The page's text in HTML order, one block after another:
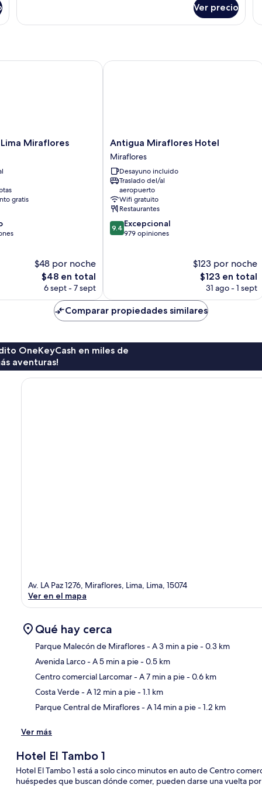
Ver precio
Miraflores
gratis
$48 por noche
El
precio
$48 en total
6 sept - 7 sept
Miraflores
Antigua
Miraflores
Hotel
Miraflores
Antigua Miraflores Hotel
Miraflores
Desayuno incluido
Traslado del/al
aeropuerto
Wifi gratuito
Restaurantes
9.4
de
9.4 Excepcional
979 opiniones
$123 por noche
El
precio
es
de
$123 en total
31 ago - 1 sept
Antigua Miraflores Hotel
Comparar propiedades similares
OneKeyCash en miles de
aventuras!
Av. LA Paz 1276, Miraflores, Lima, Lima, 15074
Ver en el mapa
Qué hay cerca
Parque Malecón de Miraflores- A 3 min a pie- 0.3 km
Avenida Larco- A 5 min a pie- 0.5 km
Centro comercial Larcomar- A 7 min a pie- 0.6 km
Costa Verde- A 12 min a pie- 1.1 km
Parque Central de Miraflores- A 14 min a pie- 1.2 km
Ver más
Hotel El Tambo 1
Hotel El Tambo 1 está a solo cinco minutos en auto de Centro
huéspedes que buscan dónde comer, pueden darse una vuelta